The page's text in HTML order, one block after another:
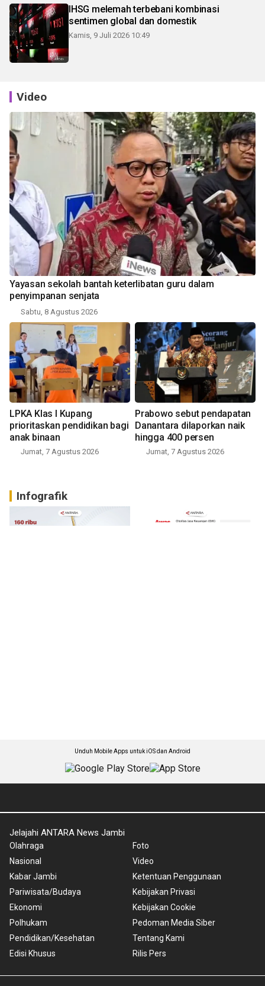
IHSG melemah terbebani kombinasi
sentimen global dan domestik
Kamis, 9 Juli 2026 10:49
Video
Yayasan sekolah bantah keterlibatan guru dalam
penyimpanan senjata
Sabtu, 8 Agustus 2026
LPKA Klas I Kupang
prioritaskan pendidikan bagi
anak binaan
Jumat, 7 Agustus 2026
Prabowo sebut pendapatan
Danantara dilaporkan naik
hingga 400 persen
Jumat, 7 Agustus 2026
Infografik
Unduh Mobile Apps untuk iOS dan Android
Jelajahi ANTARA News Jambi
Olahraga
Nasional
Kabar Jambi
Pariwisata/Budaya
Ekonomi
Polhukam
Pendidikan/Kesehatan
Edisi Khusus
Foto
Video
Ketentuan Penggunaan
Kebijakan Privasi
Kebijakan Cookie
Pedoman Media Siber
Tentang Kami
Rilis Pers